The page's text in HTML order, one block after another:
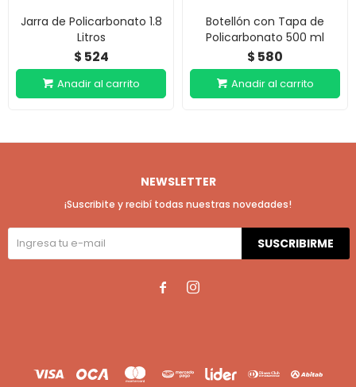
Jarra de Policarbonato 1.8
Litros
$ 524
Botellón con Tapa de
Policarbonato 500 ml
$ 580
NEWSLETTER
¡Suscribite y recibí todas nuestras novedades!
SUSCRIBIRME
 